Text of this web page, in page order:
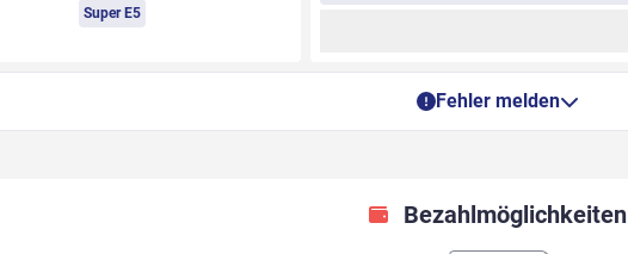
Super E5
Fehler melden
Bezahlmöglichkeiten